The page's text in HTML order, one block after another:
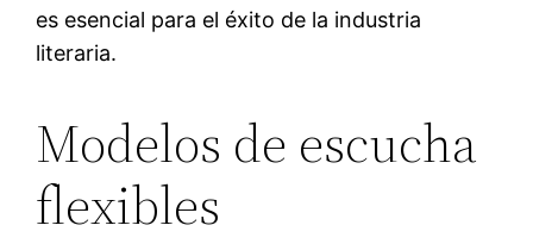
es esencial para el éxito de la industria
literaria.
Modelos de escucha
flexibles